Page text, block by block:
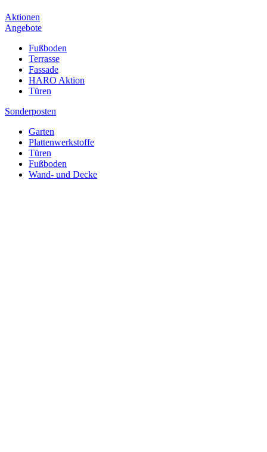
Aktionen
Angebote
Fußboden
Terrasse
Fassade
HARO Aktion
Türen
Sonderposten
Garten
Plattenwerkstoffe
Türen
Fußboden
Wand- und Decke